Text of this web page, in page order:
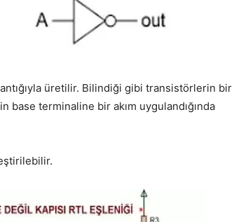
üretilir. Bilindiği gibi transistörlerin bir
base terminaline bir akım uygulandığında